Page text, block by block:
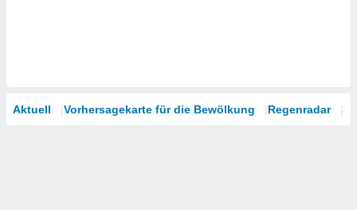
Aktuell Vorhersagekarte für die Bewölkung Regenradar